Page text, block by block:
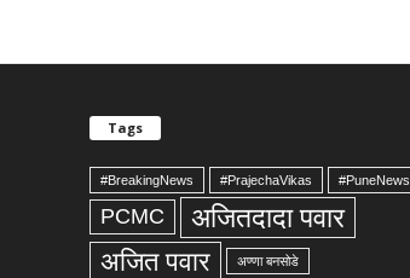
Tags
#BreakingNews #PrajechaVikas #PuneNews
PCMC अजितदादा पवार
अजित पवार अण्णा बनसोडे